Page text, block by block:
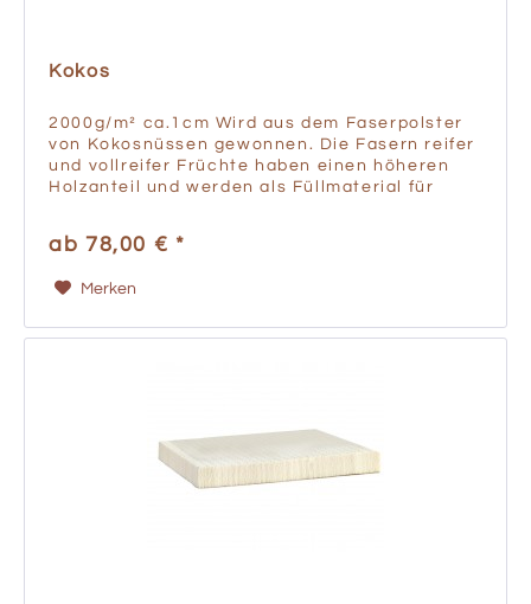
Kokos
2000g/m² ca.1cm Wird aus dem Faserpolster
von Kokosnüssen gewonnen. Die Fasern reifer
und vollreifer Früchte haben einen höheren
Holzanteil und werden als Füllmaterial für
ab 78,00 € *
Merken